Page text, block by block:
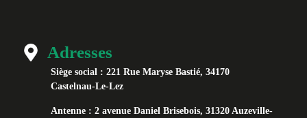
Adresses
Siège social :221 Rue Maryse Bastié, 34170
Castelnau-Le-Lez
Antenne : 2 avenue Daniel Brisebois, 31320 Auzeville-